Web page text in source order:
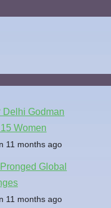
Godman
Women
11 months ago
Global
11 months ago